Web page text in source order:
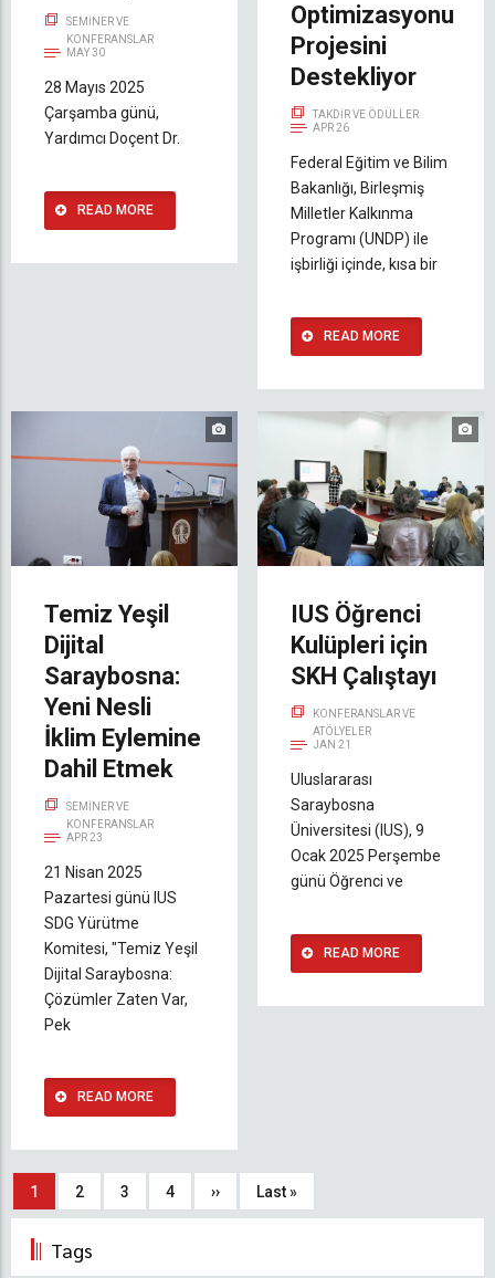
SEMINER VE
KONFERANSLAR
MAY 30
28 Mayıs 2025
Çarşamba günü,
Yardımcı Doçent Dr.
READ MORE
Optimizasyonu
Projesini
Destekliyor
TAKDIR VE ÖDÜLLER
APR 26
Federal Eğitim ve Bilim
Bakanlığı, Birleşmiş
Milletler Kalkınma
Programı (UNDP) ile
işbirliği içinde, kısa bir
READ MORE
Temiz Yeşil
Dijital
Saraybosna:
Yeni Nesli
İklim Eylemine
Dahil Etmek
SEMINER VE
KONFERANSLAR
APR 23
21 Nisan 2025
Pazartesi günü IUS
SDG Yürütme
Komitesi, "Temiz Yeşil
Dijital Saraybosna:
Çözümler Zaten Var,
Pek
READ MORE
IUS Öğrenci
Kulüpleri için
SKH Çalıştayı
KONFERANSLAR VE
ATÖLYELER
JAN 21
Uluslararası
Saraybosna
Üniversitesi (IUS), 9
Ocak 2025 Perşembe
günü Öğrenci ve
READ MORE
Sayfalama
Şu
kullanılan
1 Sayfa
2 Sayfa
3 Sayfa
4 Sonraki
›› Son
Last »
Tags